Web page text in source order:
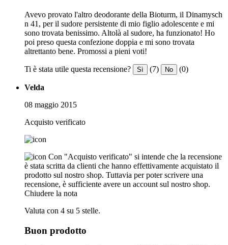
Avevo provato l'altro deodorante della Bioturm, il Dinamysch
n 41, per il sudore persistente di mio figlio adolescente e mi
sono trovata benissimo. Altolà al sudore, ha funzionato! Ho
poi preso questa confezione doppia e mi sono trovata
altrettanto bene. Promossi a pieni voti!
Ti è stata utile questa recensione? Sì (7) No (0)
Velda
08 maggio 2015
Acquisto verificato
Con "Acquisto verificato" si intende che la recensione
è stata scritta da clienti che hanno effettivamente acquistato il
prodotto sul nostro shop. Tuttavia per poter scrivere una
recensione, è sufficiente avere un account sul nostro shop.
Chiudere la nota
Valuta con 4 su 5 stelle.
Buon prodotto